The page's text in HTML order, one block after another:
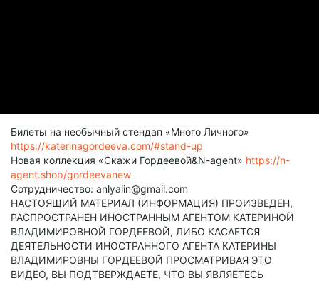
Билеты на необычный стендап «Много Личного»
https://katerinagordeeva.com/#stand-up
Новая коллекция «Скажи Гордеевой&N-agent» https://n-
agent.shop/gordeevanew
Сотрудничество: anlyalin@gmail.com
НАСТОЯЩИЙ МАТЕРИАЛ (ИНФОРМАЦИЯ) ПРОИЗВЕДЕН,
РАСПРОСТРАНЕН ИНОСТРАННЫМ АГЕНТОМ КАТЕРИНОЙ
ВЛАДИМИРОВНОЙ ГОРДЕЕВОЙ, ЛИБО КАСАЕТСЯ
ДЕЯТЕЛЬНОСТИ ИНОСТРАННОГО АГЕНТА КАТЕРИНЫ
ВЛАДИМИРОВНЫ ГОРДЕЕВОЙ ПРОСМАТРИВАЯ ЭТО
ВИДЕО, ВЫ ПОДТВЕРЖДАЕТЕ, ЧТО ВЫ ЯВЛЯЕТЕСЬ